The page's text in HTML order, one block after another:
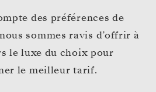
des préférences de
sommes ravis d’offrir à
le luxe du choix pour
le meilleur tarif.